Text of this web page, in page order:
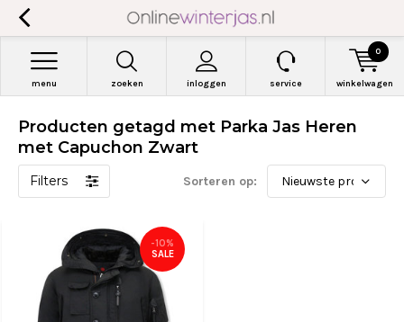
zoeken inloggen
menu service winkelwagen
0
Producten getagd met Parka Jas Heren
met Capuchon Zwart
Filters Sorteren op:
-10%
SALE